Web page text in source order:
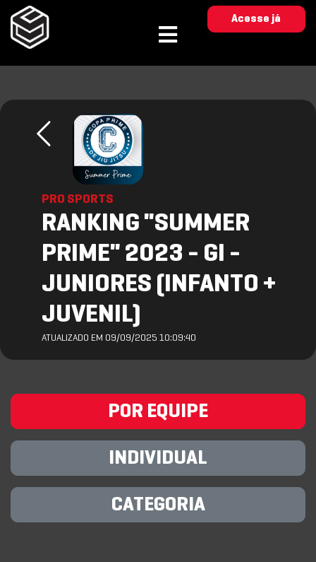
Acesse já
PRO SPORTS
RANKING "SUMMER
PRIME" 2023 - GI -
JUNIORES (INFANTO +
JUVENIL)
ATUALIZADO EM 09/09/2025 10:09:40
POR EQUIPE
INDIVIDUAL
CATEGORIA